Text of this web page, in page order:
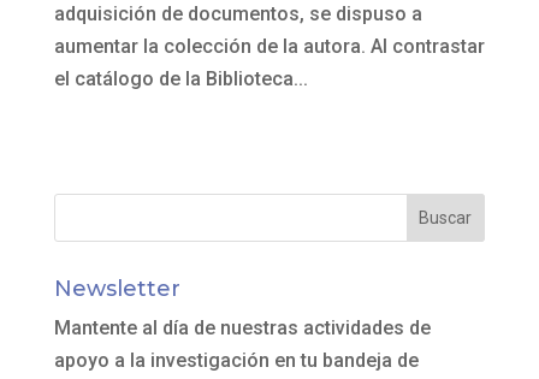
adquisición de documentos, se dispuso a
aumentar la colección de la autora. Al contrastar
el catálogo de la Biblioteca...
Newsletter
Mantente al día de nuestras actividades de
apoyo a la investigación en tu bandeja de